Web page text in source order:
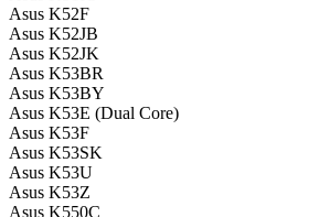
Asus K52F
Asus K52JB
Asus K52JK
Asus K53BR
Asus K53BY
Asus K53E (Dual Core)
Asus K53F
Asus K53SK
Asus K53U
Asus K53Z
Asus K550C